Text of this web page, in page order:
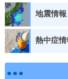
地震情報
熱中症情